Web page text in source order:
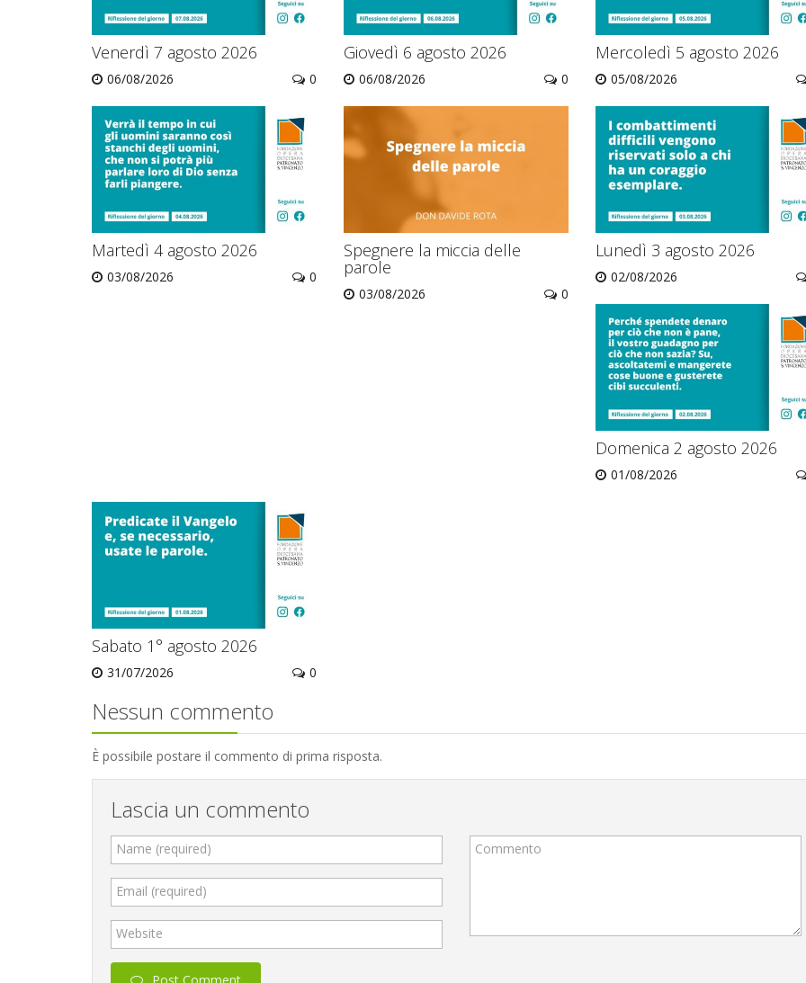
Venerdì 7 agosto 2026
06/08/2026 0
Giovedì 6 agosto 2026
06/08/2026 0
Mercoledì 5 agosto 2026
05/08/2026
Martedì 4 agosto 2026
03/08/2026 0
Spegnere la miccia delle
parole
03/08/2026 0
Lunedì 3 agosto 2026
02/08/2026
Domenica 2 agosto 2026
01/08/2026
Sabato 1° agosto 2026
31/07/2026 0
Nessun commento
È possibile postare il commento di prima risposta.
Lascia un commento
Name (required)
Email (required)
Website
Commento